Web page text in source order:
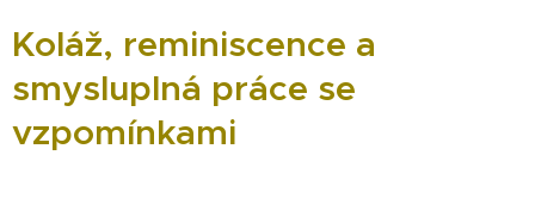
Koláž, reminiscence a
smysluplná práce se
vzpomínkami